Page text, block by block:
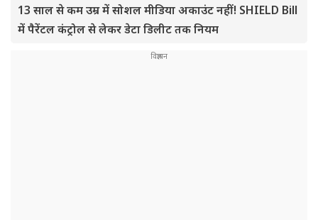
13 साल से कम उम्र में सोशल मीडिया अकाउंट नहीं! SHIELD Bill
में पैरेंटल कंट्रोल से लेकर डेटा डिलीट तक नियम